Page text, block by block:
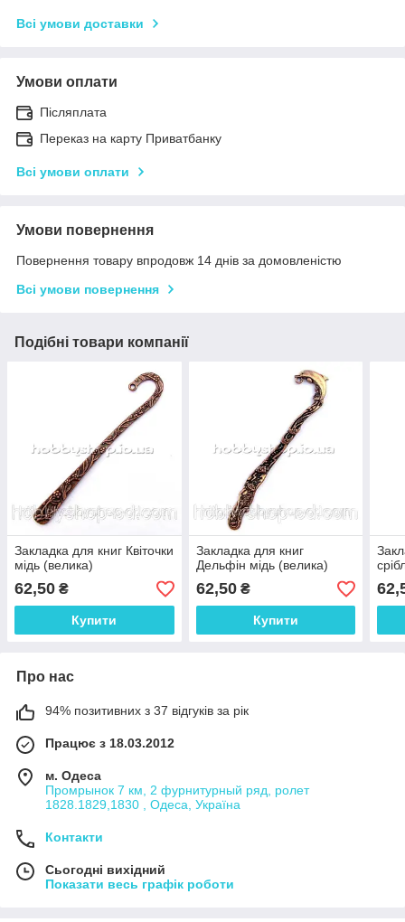
Всі умови доставки
Умови оплати
Післяплата
Переказ на карту Приватбанку
Всі умови оплати
Умови повернення
Повернення товару впродовж 14 днів за домовленістю
Всі умови повернення
Подібні товари компанії
Закладка для книг Квіточки
мідь (велика)
62,50 ₴
Купити
Закладка для книг
Дельфін мідь (велика)
62,50₴
Купити
Про нас
94% позитивних з 37 відгуків за рік
Працює з 18.03.2012
м. Одеса
Промрынок 7 км, 2 фурнитурный ряд, ролет
1828.1829,1830 , Одеса, Україна
Контакти
Сьогодні вихідний
Показати весь графік роботи